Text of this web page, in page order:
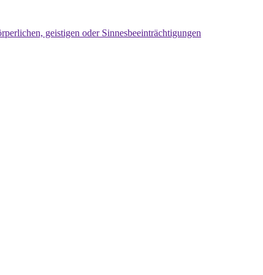
geistigen oder Sinnesbeeinträchtigungen